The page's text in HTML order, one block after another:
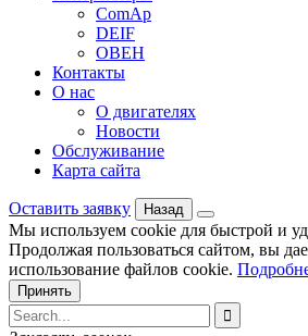
ComAp
DEIF
ОВЕН
Контакты
О нас
О двигателях
Новости
Обслуживание
Карта сайта
Оставить заявку Назад
Мы используем cookie для быстрой и
Продолжая пользоваться сайтом, вы
использование файлов cookie.
Принять
